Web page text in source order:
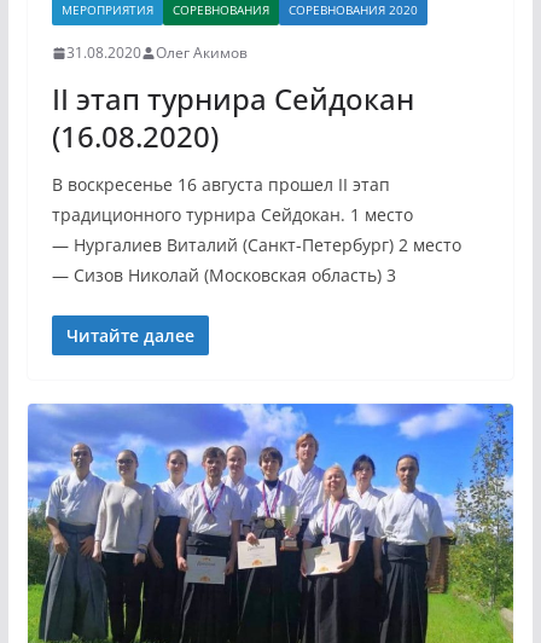
МЕРОПРИЯТИЯ
СОРЕВНОВАНИЯ СОРЕВНОВАНИЯ 2020
31.08.2020 Олег Акимов
II этап турнира Сейдокан
(16.08.2020)
В воскресенье 16 августа прошел II этап
традиционного турнира Сейдокан. 1 место
— Нургалиев Виталий (Санкт-Петербург) 2 место
— Сизов Николай (Московская область) 3
Читайте далее